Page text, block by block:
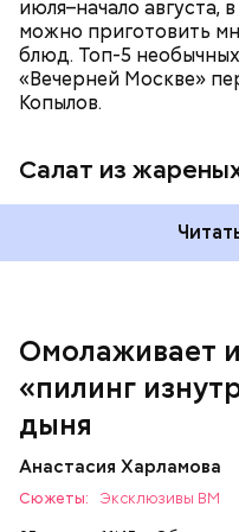
июля–начало августа,
можно приготовить
блюд. Топ-5
«Вечерней Москве»
Копылов.
Салат из
Омолаживает
«пилинг
дыня
Анастасия Харламова
Сюжеты: Эксклюзивы ВМ
кремний —
ногти и оказывает
клетчатка —
излишки
фолиевая кислота
она необходима
чтобы
плода. Также ее
— В момент стресса
контролем и
нашего организма.
Вред дыни
А врач-эндокринолог
что существует